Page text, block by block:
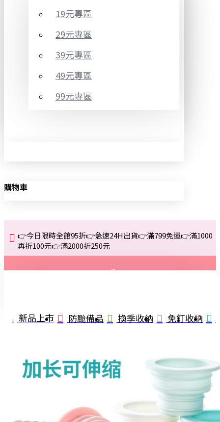
19元專區
29元專區
39元專區
49元專區
99元專區
購物車
👉今日限時全館95折👉急速24H出貨👉滿799免運👉滿1000
再折100元👉滿2000折250元
註冊
新品上市 防颱備品 換季收納 免釘收納